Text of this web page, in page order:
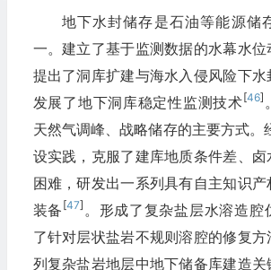
地下水封储存是石油等能源储
一。建立了基于监测数据的水幕水位
提出了洞库扩建与海水入侵风险下水
发展了地下洞库稳定性监测技术[46]
天然气调峰、战略储存的主要方式。
设实践，克服了建库地质条件差、
困难，研发出一系列具有自主知识
装备 [47] 。形成了复杂盐层水溶造腔
了针对层状盐岩不规则溶腔的修复
列复杂盐岩地层中地下储备库建造